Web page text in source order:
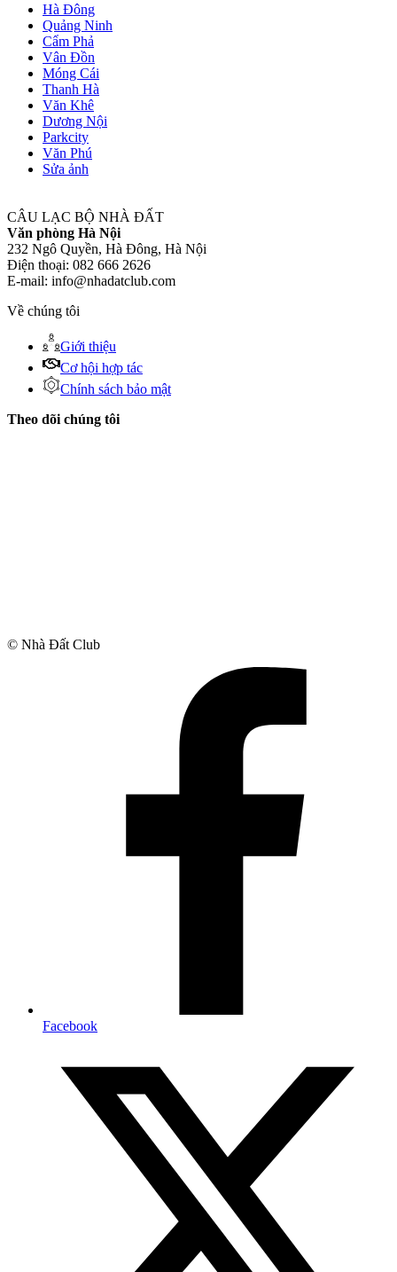
Hà Đông
Quảng Ninh
Cẩm Phả
Vân Đồn
Móng Cái
Thanh Hà
Văn Khê
Dương Nội
Parkcity
Văn Phú
Sửa ảnh
CÂU LẠC BỘ NHÀ ĐẤT
Văn phòng Hà Nội
232 Ngô Quyền, Hà Đông, Hà Nội
Điện thoại: 082 666 2626
E-mail: info@nhadatclub.com
Về chúng tôi
Giới thiệu
Cơ hội hợp tác
Chính sách bảo mật
Theo dõi chúng tôi
© Nhà Đất Club
Facebook